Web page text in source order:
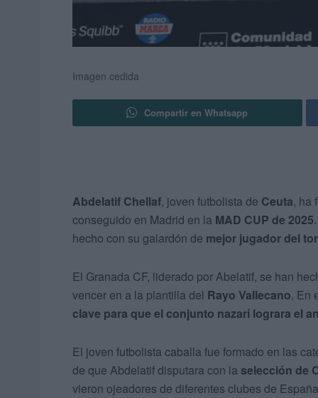
Imagen cedida
Compartir en Whatsapp
Abdelatif Chellaf, joven futbolista de Ceuta, ha
conseguido en Madrid en la MAD CUP de 2025
hecho con su galardón de mejor jugador del
El Granada CF, liderado por Abelatif, se han
vencer en a la plantilla del Rayo Vallecano. En
clave para que el conjunto nazarí lograra el
El joven futbolista caballa fue formado en las
de que Abdelatif disputara con la selección de
vieron ojeadores de diferentes clubes de